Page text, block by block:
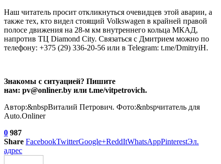
Наш читатель просит откликнуться очевидцев этой аварии, а
также тех, кто видел стоящий Volkswagen в крайней правой
полосе движения на 28-м км внутреннего кольца МКАД,
напротив ТЦ Diamond City. Связаться с Дмитрием можно по
телефону: +375 (29) 336-20-56 или в Telegram: t.me/DmitryiH.
Знакомы с ситуацией? Пишите
нам: pv@onliner.by или t.me/vitpetrovich.
Автор:&nbspВиталий Петрович. Фото:&nbspчитатель для
Auto.Onliner
0 987
Share FacebookTwitterGoogle+ReddItWhatsAppPinterestЭл.
адрес